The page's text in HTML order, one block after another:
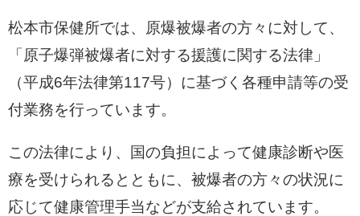
松本市保健所では、原爆被爆者の方々に対して、
「原子爆弾被爆者に対する援護に関する法律」
（平成6年法律第117号）に基づく各種申請等の受
付業務を行っています。
この法律により、国の負担によって健康診断や医
療を受けられるとともに、被爆者の方々の状況に
応じて健康管理手当などが支給されています。